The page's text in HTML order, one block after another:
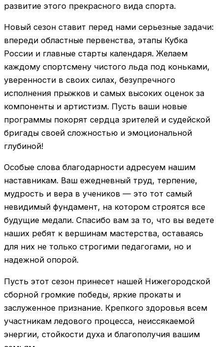
развитие этого прекрасного вида спорта.
Новый сезон ставит перед нами серьезные задачи:
впереди областные первенства, этапы Кубка
России и главные старты календаря. Желаем
каждому спортсмену чистого льда под коньками,
уверенности в своих силах, безупречного
исполнения прыжков и самых высоких оценок за
компоненты и артистизм. Пусть ваши новые
программы покорят сердца зрителей и судейской
бригады своей сложностью и эмоциональной
глубиной!
Особые слова благодарности адресуем нашим
наставникам. Ваш ежедневный труд, терпение,
мудрость и вера в учеников — это тот самый
невидимый фундамент, на котором строятся все
будущие медали. Спасибо вам за то, что вы ведете
наших ребят к вершинам мастерства, оставаясь
для них не только строгими педагогами, но и
надежной опорой.
Пусть этот сезон принесет нашей Нижегородской
сборной громкие победы, яркие прокаты и
заслуженное признание. Крепкого здоровья всем
участникам ледового процесса, неиссякаемой
энергии, стойкости духа и благополучия вашим